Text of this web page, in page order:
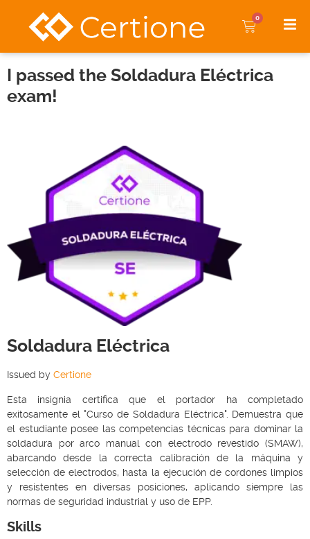
0
I passed the Soldadura Eléctrica
exam!
Soldadura Eléctrica
Issued by Certione
Esta insignia certifica que el portador ha completado
exitosamente el "Curso de Soldadura Eléctrica". Demuestra que
el estudiante posee las competencias técnicas para dominar la
soldadura por arco manual con electrodo revestido (SMAW),
abarcando desde la correcta calibración de la máquina y
selección de electrodos, hasta la ejecución de cordones limpios
y resistentes en diversas posiciones, aplicando siempre las
normas de seguridad industrial y uso de EPP.
Skills